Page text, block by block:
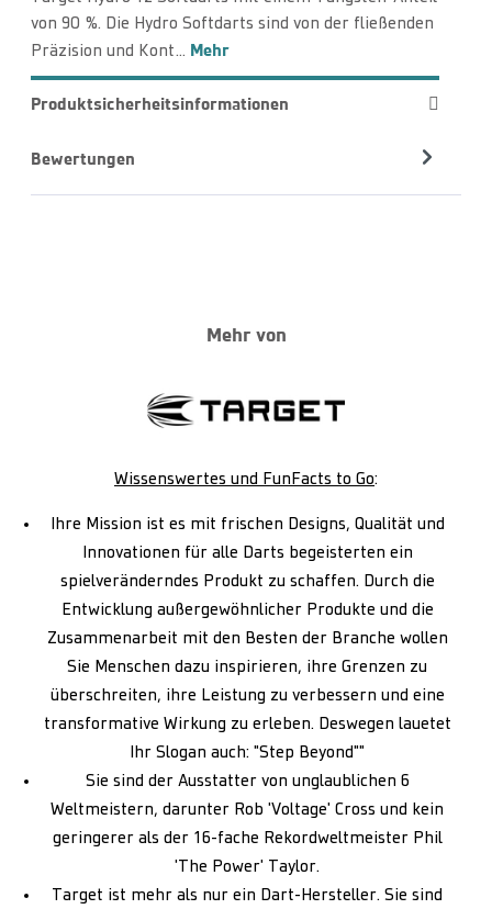
von 90 %. Die Hydro Softdarts sind von der fließenden
Präzision und Kont… Mehr
Produktsicherheitsinformationen
Bewertungen
Mehr von
Wissenswertes und FunFacts to Go:
Ihre Mission ist es mit frischen Designs, Qualität und
Innovationen für alle Darts begeisterten ein
spielveränderndes Produkt zu schaffen. Durch die
Entwicklung außergewöhnlicher Produkte und die
Zusammenarbeit mit den Besten der Branche wollen
Sie Menschen dazu inspirieren, ihre Grenzen zu
überschreiten, ihre Leistung zu verbessern und eine
transformative Wirkung zu erleben. Deswegen lauetet
Ihr Slogan auch: "Step Beyond""
Sie sind der Ausstatter von unglaublichen 6
Weltmeistern, darunter Rob 'Voltage' Cross und kein
geringerer als der 16-fache Rekordweltmeister Phil
'The Power' Taylor.
Target ist mehr als nur ein Dart-Hersteller. Sie sind